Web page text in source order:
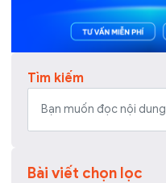
Tìm kiếm
Bài viết chọn lọc